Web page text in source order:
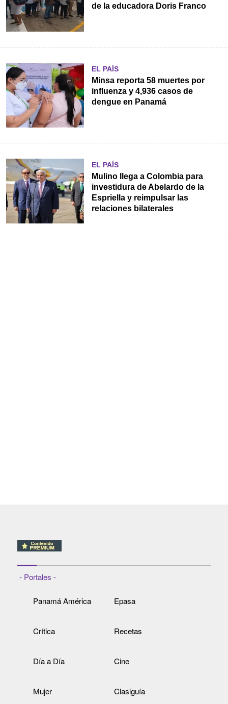
de la educadora Doris Franco
EL PAÍS
Minsa reporta 58 muertes por
influenza y 4,936 casos de
dengue en Panamá
EL PAÍS
Mulino llega a Colombia para
investidura de Abelardo de la
Espriella y reimpulsar las
relaciones bilaterales
- Portales -
Panamá América Epasa
Crítica Recetas
Día a Día Cine
Mujer Clasiguía